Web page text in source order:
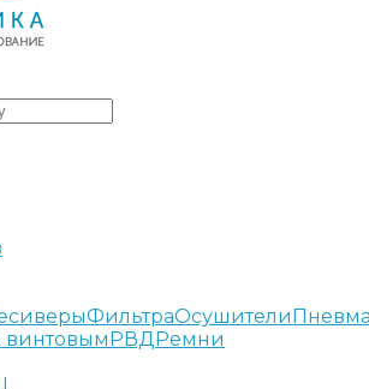
ФильтраОсушители
винтовымРВДРемни